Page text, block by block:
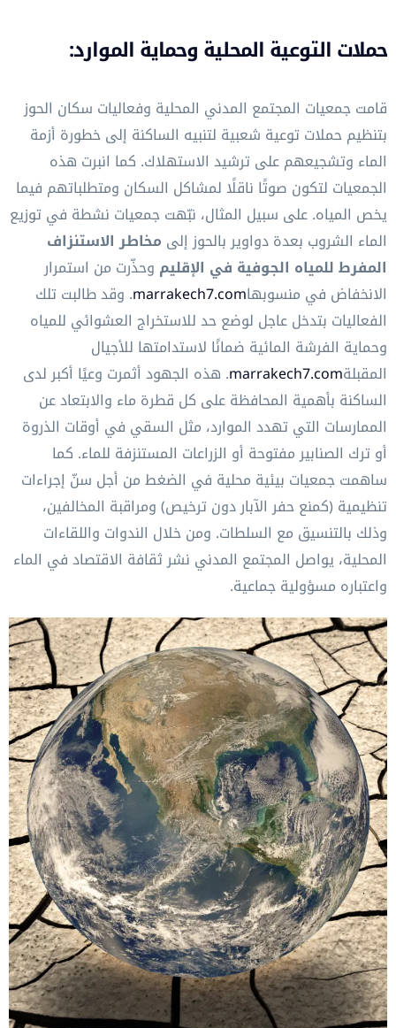
حملات التوعية المحلية وحماية الموارد:
قامت جمعيات المجتمع المدني المحلية وفعاليات سكان الحوز
بتنظيم حملات توعية شعبية لتنبيه الساكنة إلى خطورة أزمة
الماء وتشجيعهم على ترشيد الاستهلاك. كما انبرت هذه
الجمعيات لتكون صوتًا ناقلًا لمشاكل السكان ومتطلباتهم فيما
يخص المياه. على سبيل المثال، نبّهت جمعيات نشطة في توزيع
الماء الشروب بعدة دواوير بالحوز إلى مخاطر الاستنزاف
المفرط للمياه الجوفية في الإقليم وحذّرت من استمرار
الانخفاض في منسوبهاmarrakech7.com. وقد طالبت تلك
الفعاليات بتدخل عاجل لوضع حد للاستخراج العشوائي للمياه
وحماية الفرشة المائية ضمانًا لاستدامتها للأجيال
المقبلةmarrakech7.com. هذه الجهود أثمرت وعيًا أكبر لدى
الساكنة بأهمية المحافظة على كل قطرة ماء والابتعاد عن
الممارسات التي تهدد الموارد، مثل السقي في أوقات الذروة
أو ترك الصنابير مفتوحة أو الزراعات المستنزفة للماء. كما
ساهمت جمعيات بيئية محلية في الضغط من أجل سنّ إجراءات
تنظيمية (كمنع حفر الآبار دون ترخيص) ومراقبة المخالفين،
وذلك بالتنسيق مع السلطات. ومن خلال الندوات واللقاءات
المحلية، يواصل المجتمع المدني نشر ثقافة الاقتصاد في الماء
واعتباره مسؤولية جماعية.